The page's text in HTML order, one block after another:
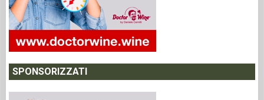
SPONSORIZZATI